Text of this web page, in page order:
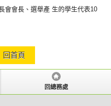
會會長、選舉產 生的學生代表10
回首頁
回總務處